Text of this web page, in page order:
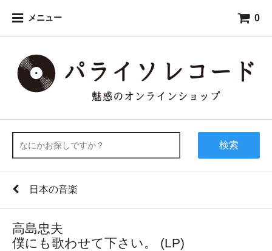
メニュー 0
検索
日本の音楽
高島忠夫
僕にも歌わせて下さい。 (LP)